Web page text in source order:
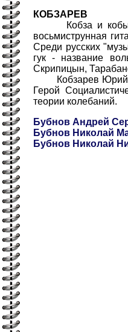
КОБЗАРЕВ
Кобза и кобыз
восьмиструнная
Среди русских
гук - название
Скрипицын,
Кобзарев Юрий
Герой
теории колебаний.
Бубнов Андрей
Бубнов Николай
Бубнов Николай